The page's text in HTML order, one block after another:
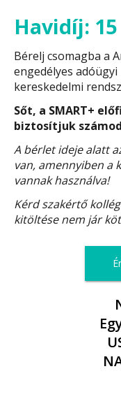
Havidíj: 15
Bérelj csomagba a
engedélyes
kereskedelmi
Sőt, a SMART+
biztosítjuk
A bérlet ideje alatt
van, amennyiben a
vannak használva!
Kérd szakértő
kitöltése nem jár